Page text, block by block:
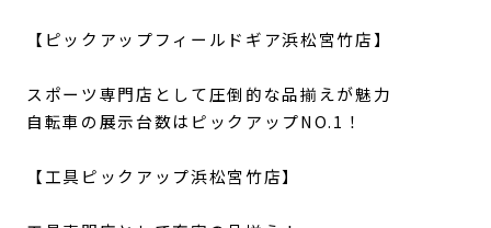
【ピックアップフィールドギア浜松宮竹店】
スポーツ専門店として圧倒的な品揃えが魅力
自転車の展示台数はピックアップNO.1！
【工具ピックアップ浜松宮竹店】